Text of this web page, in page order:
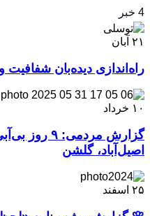
4 خبر
۲۱ آبان
راه‌اندازی دیده‌بان
۱۰ خرداد
گزارش
اصیل‌آباد، گلشن
۲۵ اسفند